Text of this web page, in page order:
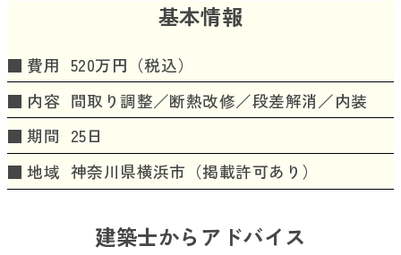
基本情報
費用 520万円（税込）
内容 間取り調整／断熱改修／段差解消／内装
期間 25日
地域 神奈川県横浜市（掲載許可あり）
建築士からアドバイス